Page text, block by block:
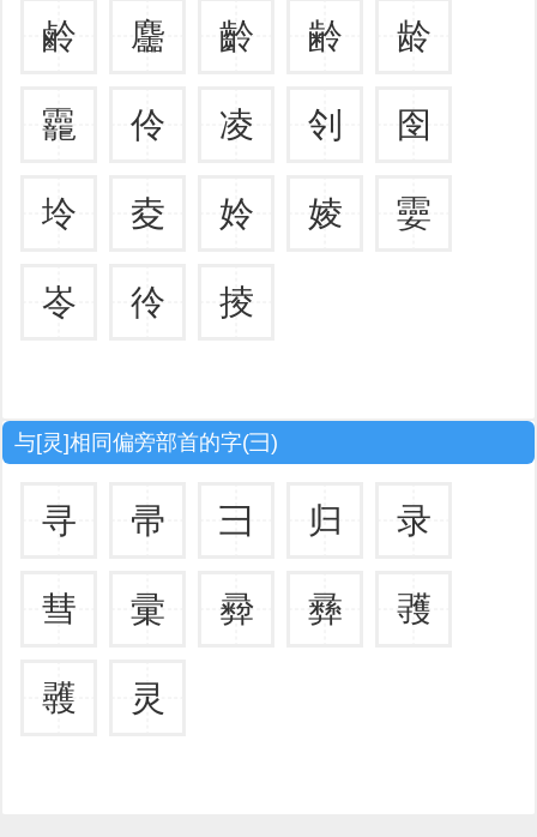
鹷 麢 齡 齢 龄
龗 伶 凌 刢 囹
坽 夌 姈 婈 孁
岺 彾 掕
与[灵]相同偏旁部首的字(彐)
寻 帚 彐 归 录
彗 彚 彛 彞 彟
彠 灵